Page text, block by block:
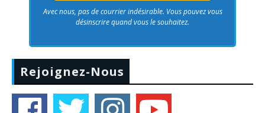
Avec nous, pas de courrier indésirable. Vous pouvez vous
désinscrire quand vous le souhaitez.
Rejoignez-Nous